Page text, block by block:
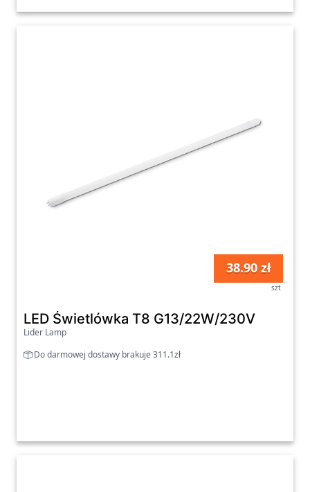
38.90 zł
szt
LED Świetlówka T8 G13/22W/230V
Lider Lamp
Do darmowej dostawy brakuje 311.1zł